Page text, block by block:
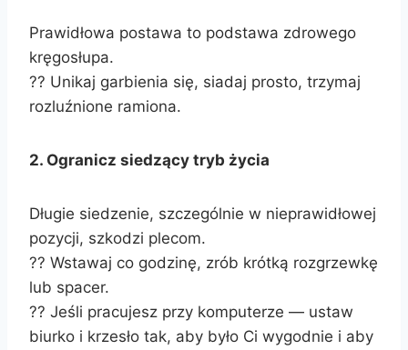
Prawidłowa postawa to podstawa zdrowego
kręgosłupa.
?? Unikaj garbienia się, siadaj prosto, trzymaj
rozluźnione ramiona.
2. Ogranicz siedzący tryb życia
Długie siedzenie, szczególnie w nieprawidłowej
pozycji, szkodzi plecom.
?? Wstawaj co godzinę, zrób krótką rozgrzewkę
lub spacer.
?? Jeśli pracujesz przy komputerze — ustaw
biurko i krzesło tak, aby było Ci wygodnie i aby